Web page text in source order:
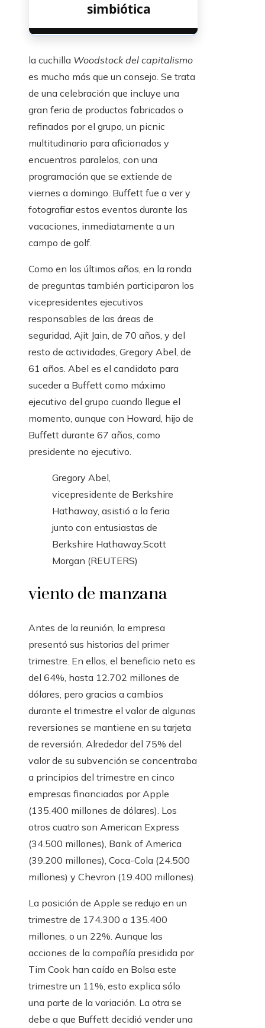
simbiótica
la cuchilla Woodstock del capitalismo
es mucho más que un consejo. Se trata
de una celebración que incluye una
gran feria de productos fabricados o
refinados por el grupo, un picnic
multitudinario para aficionados y
encuentros paralelos, con una
programación que se extiende de
viernes a domingo. Buffett fue a ver y
fotografiar estos eventos durante las
vacaciones, inmediatamente a un
campo de golf.
Como en los últimos años, en la ronda
de preguntas también participaron los
vicepresidentes ejecutivos
responsables de las áreas de
seguridad, Ajit Jain, de 70 años, y del
resto de actividades, Gregory Abel, de
61 años. Abel es el candidato para
suceder a Buffett como máximo
ejecutivo del grupo cuando llegue el
momento, aunque con Howard, hijo de
Buffett durante 67 años, como
presidente no ejecutivo.
Gregory Abel,
vicepresidente de Berkshire
Hathaway, asistió a la feria
junto con entusiastas de
Berkshire Hathaway.Scott
Morgan (REUTERS)
viento de manzana
Antes de la reunión, la empresa
presentó sus historias del primer
trimestre. En ellos, el beneficio neto es
del 64%, hasta 12.702 millones de
dólares, pero gracias a cambios
durante el trimestre el valor de algunas
reversiones se mantiene en su tarjeta
de reversión. Alrededor del 75% del
valor de su subvención se concentraba
a principios del trimestre en cinco
empresas financiadas por Apple
(135.400 millones de dólares). Los
otros cuatro son American Express
(34.500 millones), Bank of America
(39.200 millones), Coca-Cola (24.500
millones) y Chevron (19.400 millones).
La posición de Apple se redujo en un
trimestre de 174.300 a 135.400
millones, o un 22%. Aunque las
acciones de la compañía presidida por
Tim Cook han caído en Bolsa este
trimestre un 11%, esto explica sólo
una parte de la variación. La otra se
debe a que Buffett decidió vender una